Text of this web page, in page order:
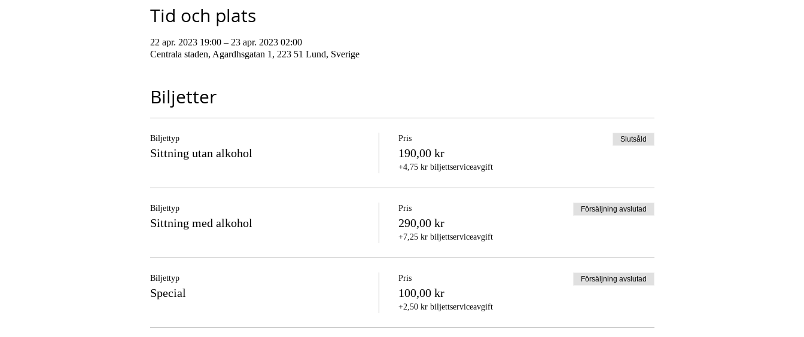
Tid och plats
22 apr. 2023 19:00 – 23 apr. 2023 02:00
Centrala staden, Agardhsgatan 1, 223 51 Lund, Sverige
Biljetter
Biljettyp
Sittning utan alkohol
Pris
190,00 kr
+4,75 kr biljettserviceavgift
Slutsåld
Biljettyp
Sittning med alkohol
Pris
290,00 kr
+7,25 kr biljettserviceavgift
Försäljning avslutad
Biljettyp
Special
Pris
100,00 kr
+2,50 kr biljettserviceavgift
Försäljning avslutad